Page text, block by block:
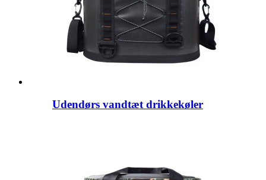
Udendørs vandtæt drikkekøler